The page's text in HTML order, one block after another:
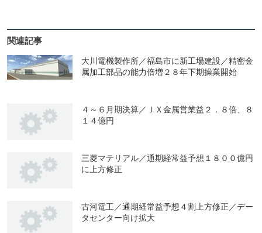
関連記事
大川電機製作所／福島市に新工場建設／精密金
属加工部品の能力倍増２８年下期操業開始
４～６月期決算／ＪＸ金属営業益２．８倍、８
１４億円
三菱マテリアル／通期経常益予想１８００億円
に上方修正
古河電工／通期経常益予想４割上方修正／デー
タセンター向け拡大